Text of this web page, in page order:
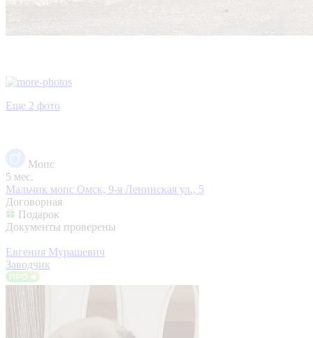
Еще 2 фото
Мопс
5 мес.
Мальчик мопс Омск, 9-я Ленинская ул., 5
Договорная
Подарок
Документы проверены
Евгения Мурашевич
Заводчик